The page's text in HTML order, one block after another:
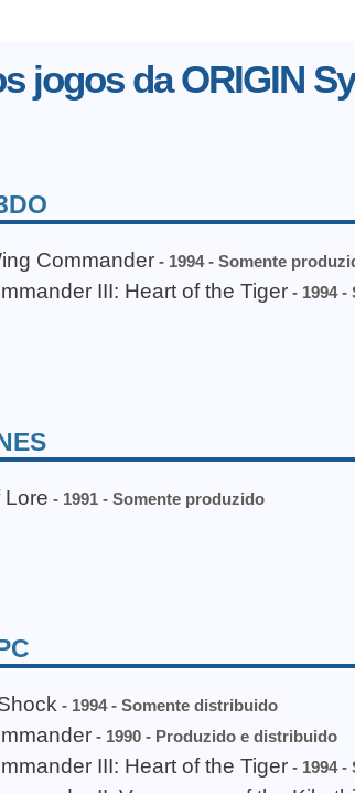
jogos da ORIGIN
Commander- 1994 - Somente
III: Heart of the Tiger- 1994 -
Lore - 1991 - Somente produzido
- 1994 - Somente distribuido
- 1990 - Produzido e distribuido
III: Heart of the Tiger- 1994 -